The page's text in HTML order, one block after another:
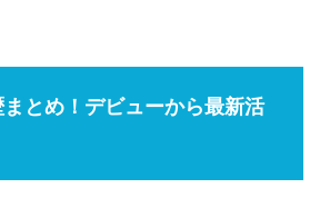
とめ！デビューから最新活